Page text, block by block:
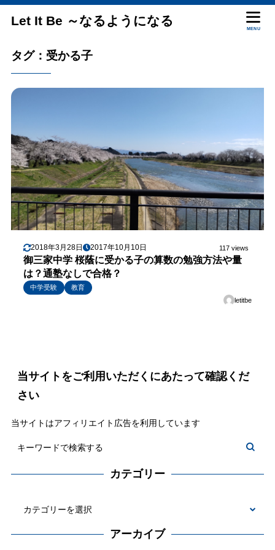
Let It Be ～なるようになる
MENU
タグ：受かる子
2018年3月28日 2017年10月10日 117 views
御三家中学 桜蔭に受かる子の算数の勉強方法や量
は？通塾なしで合格？
中学受験
教育
letitbe
当サイトをご利用いただくにあたって確認くだ
さい
当サイトはアフィリエイト広告を利用しています
カテゴリー
アーカイブ